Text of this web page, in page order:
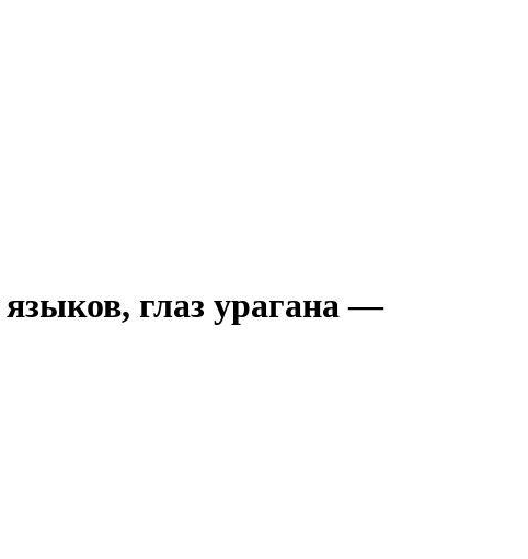
глаз урагана —